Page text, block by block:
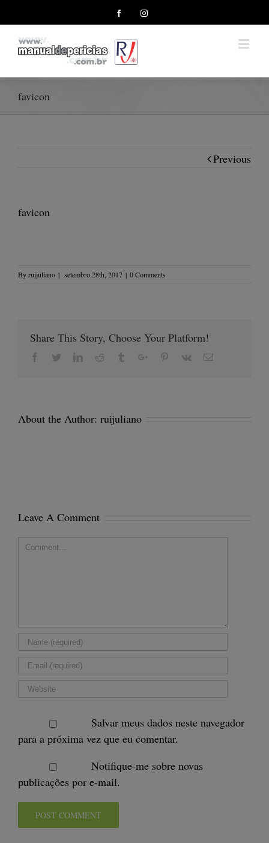
FacebookInstagram
favicon
Previous
favicon
Byruijuliano | setembro 28th, 2017 | 0 Comments
Share This Story, Choose Your Platform!
FacebookTwitterLinkedinReddit TumblrGoogle+Pinterest
Vk Email
About the Author: ruijuliano
Leave A Comment
Comment
Salvar meus dados neste navegador
para a próxima vez que eu comentar.
Notifique-me sobre novas
publicações por e-mail.